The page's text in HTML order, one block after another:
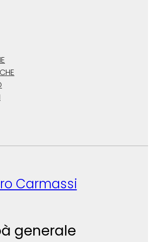
Carmassi
generale